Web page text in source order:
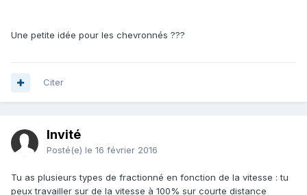
Une petite idée pour les chevronnés ???
Citer
Invité
Posté(e) le 16 février 2016
Tu as plusieurs types de fractionné en fonction de la vitesse : tu
peux travailler sur de la vitesse à 100% sur courte distance